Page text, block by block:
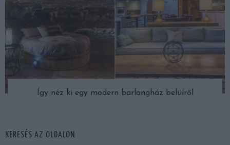
Így néz ki egy modern barlangház belülről
KERESÉS AZ OLDALON